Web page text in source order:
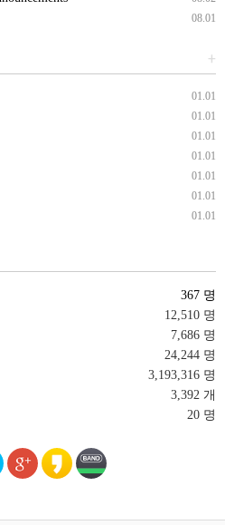
08.01
+
01.01
01.01
01.01
01.01
01.01
01.01
01.01
367 명
12,510 명
7,686 명
24,244 명
3,193,316 명
3,392 개
20 명